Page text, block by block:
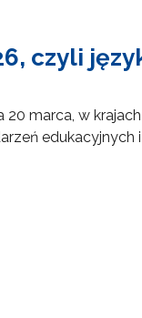
czyli
marca, w krajach
edukacyjnych